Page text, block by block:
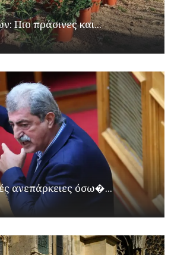
Πιο πράσινες και...
ανεπάρκειες όσω�...